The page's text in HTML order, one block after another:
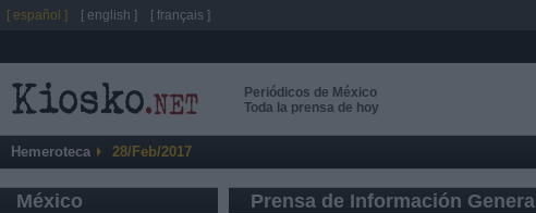
Periódicos de México
Toda la prensa de hoy
Hemeroteca 28/Feb/2017
México Prensa de Información General
[ español ] [ english ] [ français ]